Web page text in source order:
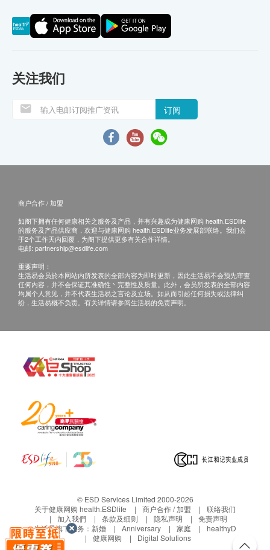
关注我们
订阅
商户合作 / 加盟
如阁下拥有任何健康相关之服务及产品，并有兴趣成为健康网购 health.ESDlife
的服务及产品供应商，欢迎与健康网购 health.ESDlife业务发展部联络。我们会
于2个工作天内回覆，为阁下提供更多有关合作详情。
电邮: partnership@esdlife.com
重要声明：
生活易会员於本网站内所发表的全部内容为即时更新，因此生活易不会预先审查
任何内容，并不会保证其准确性丶完整性及质量。此外，会员所发表的全部内容
均属个人意见，并不代表生活易之言论及立场。如从而引起任何损失或法律纠
纷，生活易概不负责。有关详情请参阅生活易的免责声明。
© ESD Services Limited 2000-2026
关于健康网购 health.ESDlife
商户合作 / 加盟
联络我们
加入我們
条款及细则 隐私声明
免责声明
生活易旗下业务： 新婚 Anniversary 家庭
healthyD
健康网购
Digital Solutions